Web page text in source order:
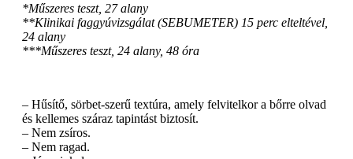
*Műszeres teszt, 27 alany
**Klinikai faggyúvizsgálat (SEBUMETER) 15 perc elteltével,
24 alany
***Műszeres teszt, 24 alany, 48 óra
– Hűsítő, sörbet-szerű textúra, amely felvitelkor a bőrre olvad
és kellemes száraz tapintást biztosít.
– Nem zsíros.
– Nem ragad.